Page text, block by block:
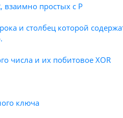
взаимно простых с P
и столбец которой
числа и их побитовое XOR
ключа